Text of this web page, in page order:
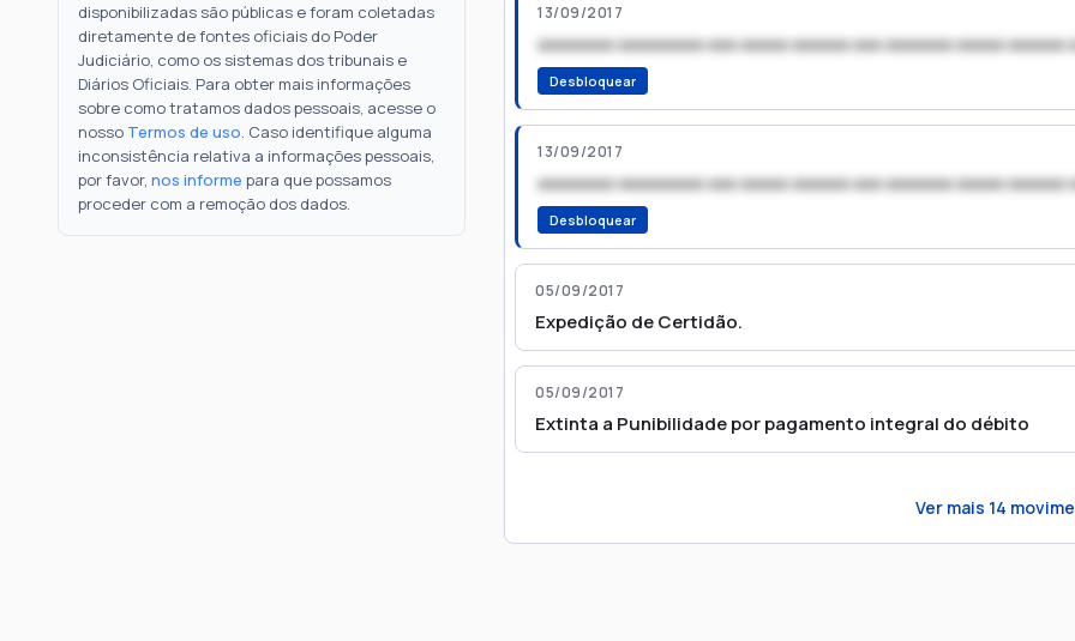
disponibilizadas são públicas e foram coletadas
diretamente de fontes oficiais do Poder
Judiciário, como os sistemas dos tribunais e
Diários Oficiais. Para obter mais informações
sobre como tratamos dados pessoais, acesse o
nosso Termos de uso. Caso identifique alguma
inconsistência relativa a informações pessoais,
por favor, nos informe para que possamos
proceder com a remoção dos dados.
13/09/2017
xxxxxxxx xxxxxxxxx xxx xxxxx xxxxxx xxx xxxxxxx xxxxx xxxxxx
Desbloquear
13/09/2017
xxxxxxxx xxxxxxxxx xxx xxxxx xxxxxx xxx xxxxxxx xxxxx xxxxxx
Desbloquear
05/09/2017
Expedição de Certidão.
05/09/2017
Extinta a Punibilidade por pagamento integral do débito
Ver mais 14